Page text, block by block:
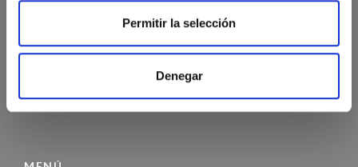
Permitir la selección
Denegar
ATENCIÓN AL CLIENTE
972 468 240
INFO@CHICANDPAPER.COM
C/ DE LA MÒDEGA 17-19 17457 RIUDELLOTS DE LA SELVA